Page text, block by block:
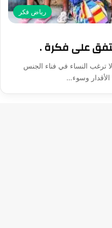
رياض فكر
على فكرة .
ترغب النساء في فناء الجنس
الأقدار وسوء…